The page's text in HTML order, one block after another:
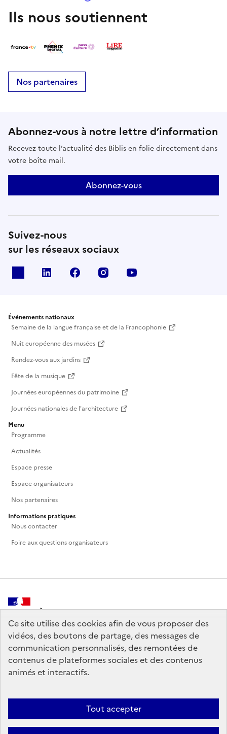
Ce site utilise des cookies afin de vous proposer des
vidéos, des boutons de partage, des messages de
communication personnalisés, des remontées de
contenus de plateformes sociales et des contenus
animés et interactifs.
Tout accepter
Ils nous soutiennent
Nos partenaires
Abonnez-vous à notre lettre d’information
Recevez toute l’actualité des Biblis en folie directement dans
votre boîte mail.
Abonnez-vous
Suivez-nous
sur les réseaux sociaux
Linkedin Facebook Instagram
Événements nationaux
Semaine de la langue française et de la Francophonie
Nuit européenne des musées
Rendez-vous aux jardins
Fête de la musique
Journées européennes du patrimoine
Journées nationales de l'architecture
Menu
Programme
Actualités
Espace presse
Espace organisateurs
Nos partenaires
Informations pratiques
Nous contacter
Foire aux questions organisateurs
MINISTÈRE
DE LA CULTURE
legifrance.gouv.fr
service-public.gouv.fr
data.gouv.fr